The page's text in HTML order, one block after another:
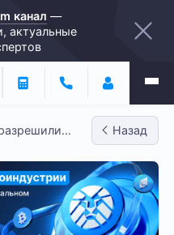
канал —
актуальные
Назад